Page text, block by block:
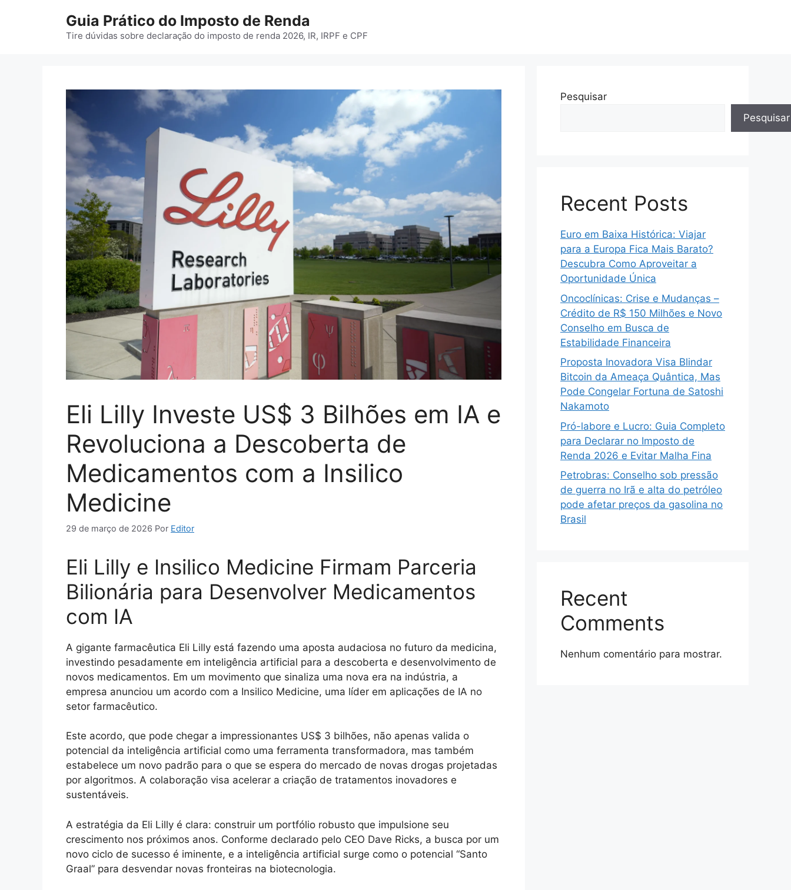
Guia Prático do Imposto de Renda
Tire dúvidas sobre declaração do imposto de renda 2026, IR, IRPF e CPF
Eli Lilly Investe US$ 3 Bilhões em IA e
Revoluciona a Descoberta de
Medicamentos com a Insilico
Medicine
29 de março de 2026 Por Editor
Eli Lilly e Insilico Medicine Firmam Parceria
Bilionária para Desenvolver Medicamentos
com IA
A gigante farmacêutica Eli Lilly está fazendo uma aposta audaciosa no futuro da medicina,
investindo pesadamente em inteligência artificial para a descoberta e desenvolvimento de
novos medicamentos. Em um movimento que sinaliza uma nova era na indústria, a
empresa anunciou um acordo com a Insilico Medicine, uma líder em aplicações de IA no
setor farmacêutico.
Este acordo, que pode chegar a impressionantes US$ 3 bilhões, não apenas valida o
potencial da inteligência artificial como uma ferramenta transformadora, mas também
estabelece um novo padrão para o que se espera do mercado de novas drogas projetadas
por algoritmos. A colaboração visa acelerar a criação de tratamentos inovadores e
sustentáveis.
A estratégia da Eli Lilly é clara: construir um portfólio robusto que impulsione seu
crescimento nos próximos anos. Conforme declarado pelo CEO Dave Ricks, a busca por um
novo ciclo de sucesso é iminente, e a inteligência artificial surge como o potencial “Santo
Graal” para desvendar novas fronteiras na biotecnologia.
Pesquisar
Pesquisar
Recent Posts
Euro em Baixa Histórica: Viajar
para a Europa Fica Mais Barato?
Descubra Como Aproveitar a
Oportunidade Única
Oncoclínicas: Crise e Mudanças –
Crédito de R$ 150 Milhões e Novo
Conselho em Busca de
Estabilidade Financeira
Proposta Inovadora Visa Blindar
Bitcoin da Ameaça Quântica, Mas
Pode Congelar Fortuna de Satoshi
Nakamoto
Pró-labore e Lucro: Guia Completo
para Declarar no Imposto de
Renda 2026 e Evitar Malha Fina
Petrobras: Conselho sob pressão
de guerra no Irã e alta do petróleo
pode afetar preços da gasolina no
Brasil
Recent
Comments
Nenhum comentário para mostrar.